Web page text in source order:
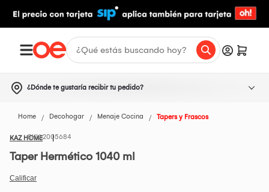
¿Dónde te gustaría recibir tu pedido?
Home Decohogar Menaje Cocina Tapers y Frascos
KAZ HOME2005684
Taper Hermético 1040 ml